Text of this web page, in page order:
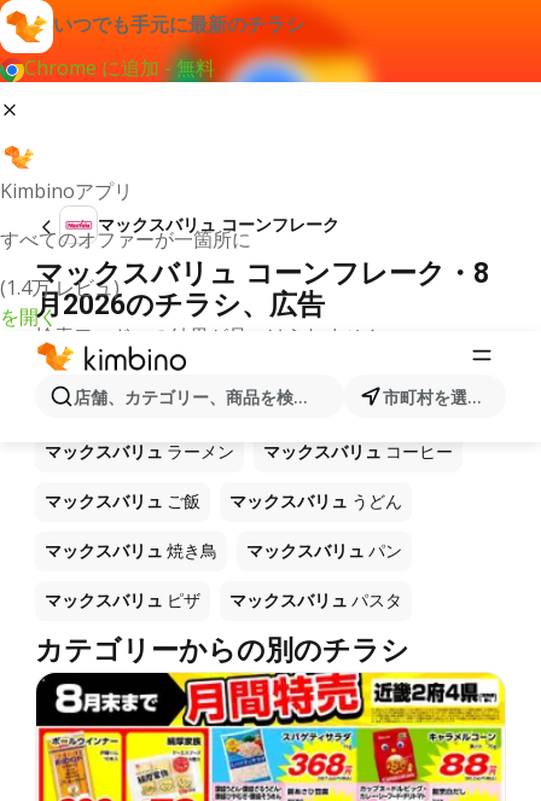
いつでも手元に最新のチラシ
Chrome に追加 - 無料
Kimbinoアプリ
すべてのオファーが一箇所に
(1.4万 レビュ)
を開く
店舗、カテゴリー、商品を検索... 市町村を選択します
マックスバリュ コーンフレーク
マックスバリュ コーンフレーク・8
月2026のチラシ、広告
検索ワードへの結果が見つけられません。
ショップ マックスバリュ で販売中
の他製品
マックスバリュ ラーメン マックスバリュ コーヒー
マックスバリュ ご飯 マックスバリュ うどん
マックスバリュ 焼き鳥 マックスバリュ パン
マックスバリュ ピザ マックスバリュ パスタ
カテゴリーからの別のチラシ